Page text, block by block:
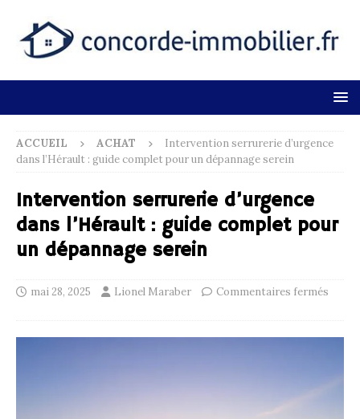
ACCUEIL ACHAT
Intervention serrurerie d’urgence
dans l’Hérault : guide complet pour un dépannage serein
Intervention serrurerie d’urgence
dans l’Hérault : guide complet pour
un dépannage serein
mai 28, 2025 Lionel Maraber Commentaires fermés